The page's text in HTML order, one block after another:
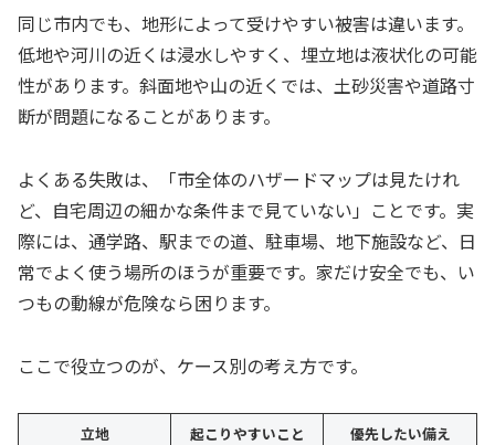
同じ市内でも、地形によって受けやすい被害は違います。
低地や河川の近くは浸水しやすく、埋立地は液状化の可能
性があります。斜面地や山の近くでは、土砂災害や道路寸
断が問題になることがあります。
よくある失敗は、「市全体のハザードマップは見たけれ
ど、自宅周辺の細かな条件まで見ていない」ことです。実
際には、通学路、駅までの道、駐車場、地下施設など、日
常でよく使う場所のほうが重要です。家だけ安全でも、い
つもの動線が危険なら困ります。
ここで役立つのが、ケース別の考え方です。
立地 起こりやすいこと 優先したい備え